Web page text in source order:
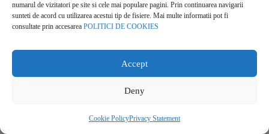
numarul de vizitatori pe site si cele mai populare pagini. Prin continuarea navigarii
sunteti de acord cu utilizarea acestui tip de fisiere. Mai multe informatii pot fi
consultate prin accesarea POLITICI DE COOKIES
Accept
Deny
Cookie PolicyPrivacy Statement
Despre noi
POLITICĂ DE CONFIDENȚIALITATE
Politica de cookies